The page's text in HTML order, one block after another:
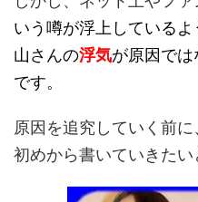
いう噂が浮上している
山さんの浮気が原因では
です。
原因を追究していく前
初めから書いていきたい